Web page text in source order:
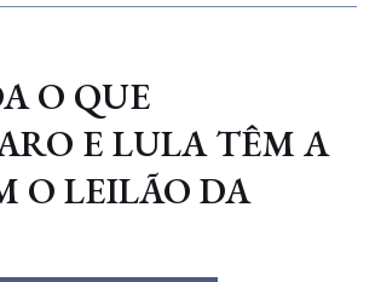
O QUE
E LULA TÊM A
O LEILÃO DA